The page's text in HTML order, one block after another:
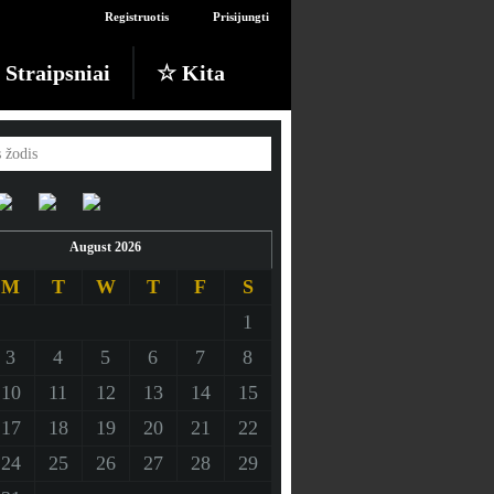
Prisijungti
Registruotis
☆ Kita
August 2026
M T W T F
S
1
3
4 5 6 7
8
10
11 12 13 14
15
17
18 19 20 21
22
24
25 26 27 28
29